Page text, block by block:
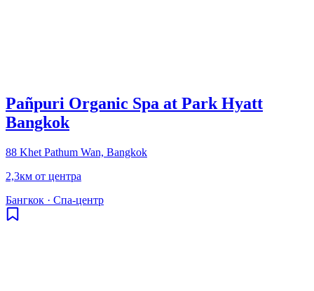
Pañpuri Organic Spa at Park Hyatt
Bangkok
88 Khet Pathum Wan, Bangkok
2,3км от центра
Бангкок · Спа-центр